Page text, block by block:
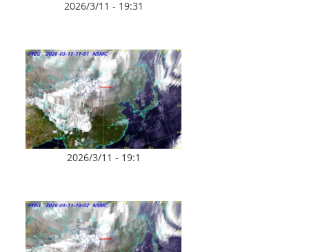
2026/3/11 - 19:31
2026/3/11 - 19:1